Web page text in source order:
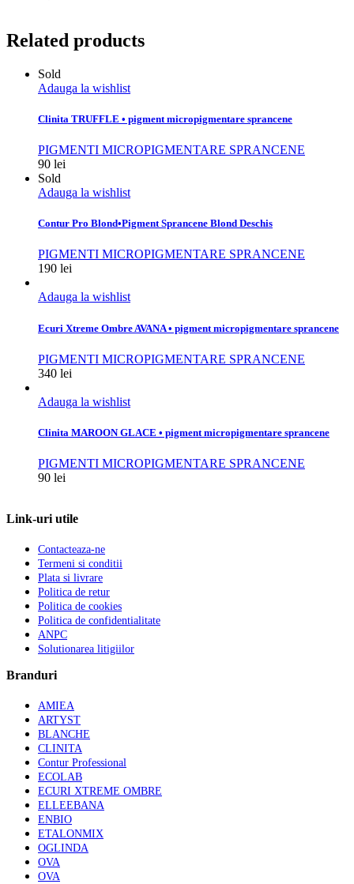
Related products
Sold
Adauga la wishlist
Clinita TRUFFLE • pigment micropigmentare sprancene
PIGMENTI MICROPIGMENTARE SPRANCENE
90 lei
Sold
Adauga la wishlist
Contur Pro Blond•Pigment Sprancene Blond Deschis
PIGMENTI MICROPIGMENTARE SPRANCENE
190 lei
Adauga la wishlist
Ecuri Xtreme Ombre AVANA • pigment micropigmentare sprancene
PIGMENTI MICROPIGMENTARE SPRANCENE
340 lei
Adauga la wishlist
Clinita MAROON GLACE • pigment micropigmentare sprancene
PIGMENTI MICROPIGMENTARE SPRANCENE
90 lei
Link-uri utile
Contacteaza-ne
Termeni si conditii
Plata si livrare
Politica de retur
Politica de cookies
Politica de confidentialitate
ANPC
Solutionarea litigiilor
Branduri
AMIEA
ARTYST
BLANCHE
CLINITA
Contur Professional
ECOLAB
ECURI XTREME OMBRE
ELLEEBANA
ENBIO
ETALONMIX
OGLINDA
OVA
OVA